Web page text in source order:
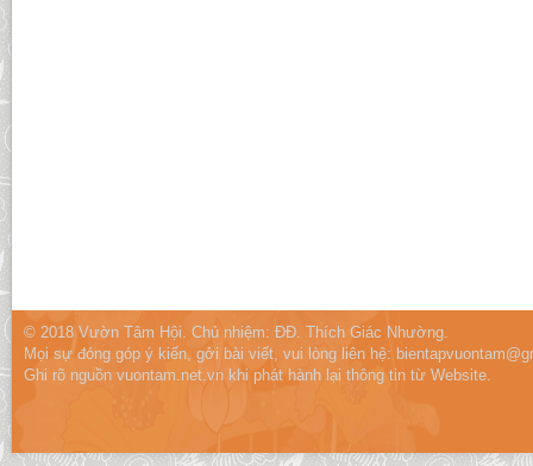
© 2018 Vườn Tâm Hội. Chủ nhiệm: ĐĐ. Thích Giác Nhường.
Mọi sự đóng góp ý kiến, gởi bài viết, vui lòng liên hệ:
Ghi rõ nguồn vuontam.net.vn khi phát hành lại thông tin từ Website.